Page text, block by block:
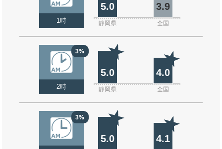
1時
5.0 3.9
静岡県 全国
3%
2時
5.0 4.0
静岡県 全国
3%
5.0 4.1